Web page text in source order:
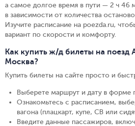
а самое долгое время в пути — 2 ч 46
в зависимости от количества
Изучите расписание на poezda.ru,
вариант по скорости и комфорту.
Как купить ж/д билеты на поезд
Москва?
Купить билеты на сайте просто и
Выберете маршрут и дату в форме
Ознакомьтесь с расписанием,
вагона (плацкарт, купе, СВ или
Введите данные пассажиров,